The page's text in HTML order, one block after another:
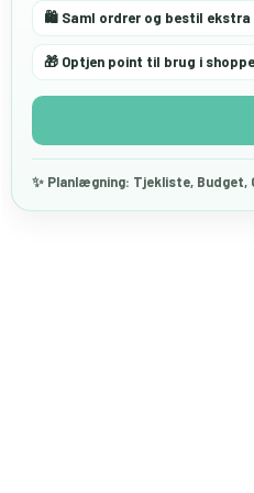
🛍 Saml ordrer og bestil
🎁 Optjen point til brug i
✨ Planlægning: Tjekliste,